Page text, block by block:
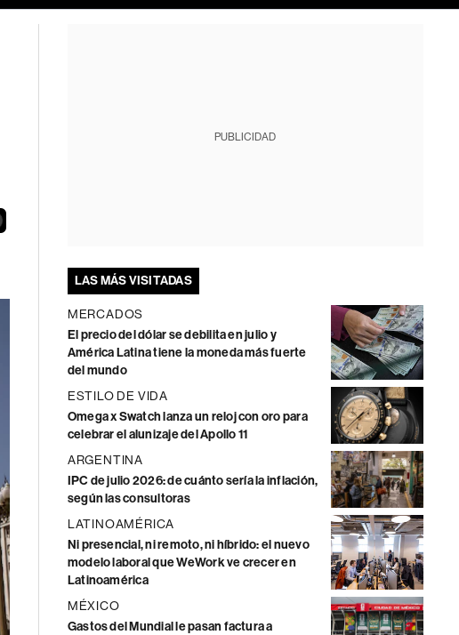
PUBLICIDAD
LAS MÁS VISITADAS
MERCADOS
El precio del dólar se debilita en julio y
América Latina tiene la moneda más fuerte
del mundo
ESTILO DE VIDA
Omega x Swatch lanza un reloj con oro para
celebrar el alunizaje del Apollo 11
ARGENTINA
IPC de julio 2026: de cuánto sería la inflación,
según las consultoras
LATINOAMÉRICA
Ni presencial, ni remoto, ni híbrido: el nuevo
modelo laboral que WeWork ve crecer en
Latinoamérica
MÉXICO
Gastos del Mundial le pasan factura a